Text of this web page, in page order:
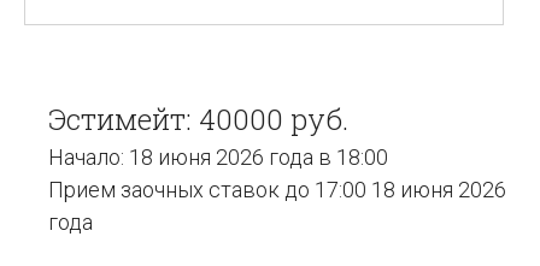
Эстимейт: 40000 руб.
Начало: 18 июня 2026 года в 18:00
Прием заочных ставок до 17:00 18 июня 2026
года